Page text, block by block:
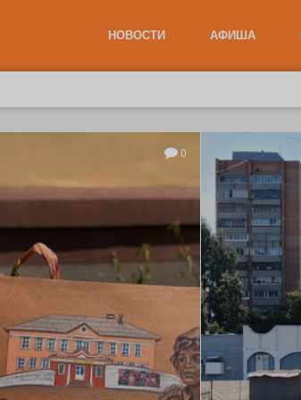
НОВОСТИ АФИША
0